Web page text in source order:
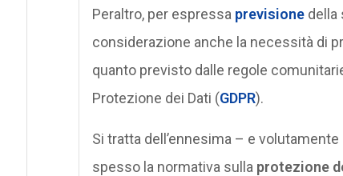
Peraltro, per espressa previsionedella
considerazione anche la necessità di
quanto previsto dalle regole
Protezione dei Dati (GDPR).
Si tratta dell’ennesima – e
spesso la normativa sulla protezione